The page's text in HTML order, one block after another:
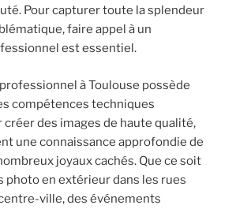
Pour capturer toute la splendeur
faire appel à un
est essentiel.
à Toulouse possède
compétences techniques
créer des images de haute qualité,
une connaissance approfondie de
joyaux cachés. Que ce soit
photo en extérieur dans les rues
ville, des événements